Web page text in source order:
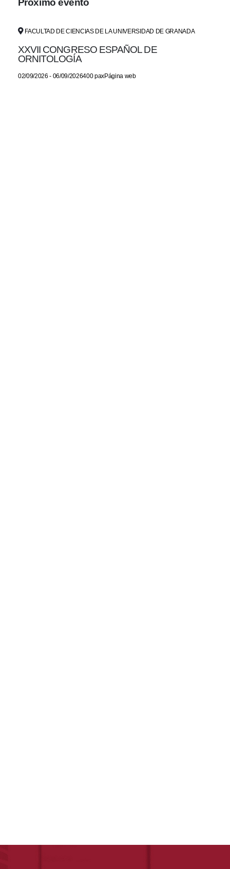
Próximo evento
FACULTAD DE CIENCIAS DE LA UNIVERSIDAD DE GRANADA
XXVII CONGRESO ESPAÑOL DE
ORNITOLOGÍA
02/09/2026 - 06/09/2026400 paxPágina web